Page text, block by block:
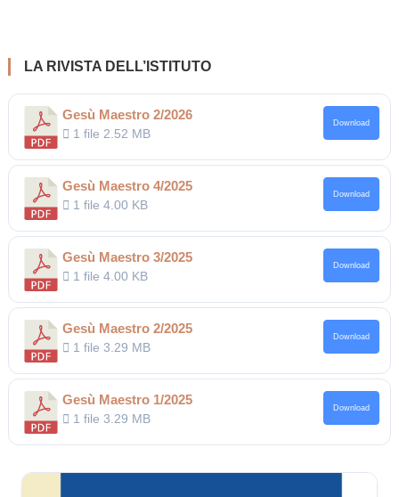
LA RIVISTA DELL’ISTITUTO
Gesù Maestro 2/2026
1 file 2.52 MB
Download
Gesù Maestro 4/2025
1 file4.00 KB
Download
Gesù Maestro 3/2025
1 file4.00 KB
Download
Gesù Maestro 2/2025
1 file3.29 MB
Download
Gesù Maestro 1/2025
1 file3.29 MB
Download